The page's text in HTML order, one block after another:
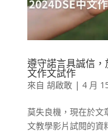
遵守諾言具誠信
文作文試作
來自 胡啟敢| 4 月
莫失良機，現在於文
文教學影片試閱的資